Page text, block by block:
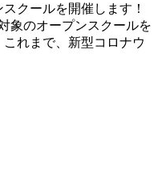
クールを開催します！
象のオープンスクールを
れまで、新型コロナウ